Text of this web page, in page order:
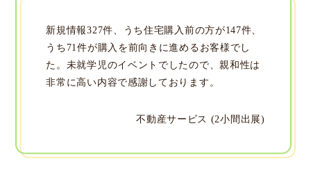
新規情報327件、うち住宅購入前の方が147件、
うち71件が購入を前向きに進めるお客様でし
た。未就学児のイベントでしたので、親和性は
非常に高い内容で感謝しております。
不動産サービス (2小間出展)